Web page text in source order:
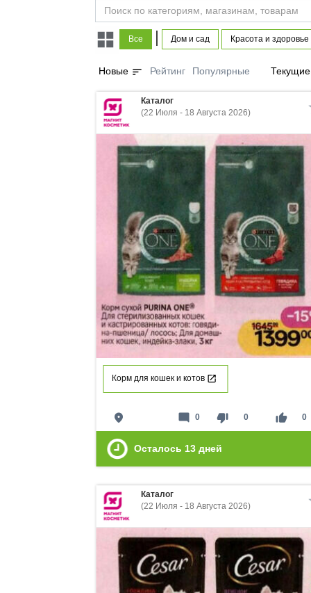
Все | Дом и сад Красота и здоровье
Новые sort Рейтинг Популярные Текущие
Каталог
(22 Июля - 18 Августа 2026)
Корм для кошек и котов
place thumb_down 0 thumb_up 0
mode_comment 0
Осталось 13 дней
Каталог
(22 Июля - 18 Августа 2026)